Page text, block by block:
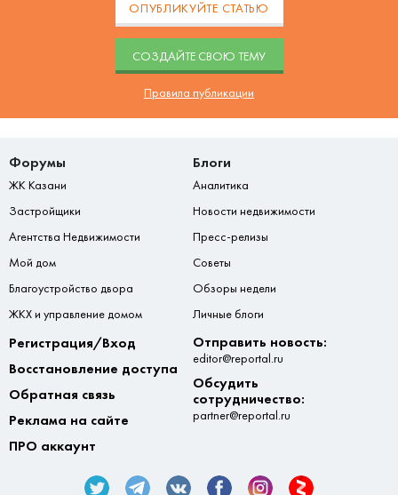
ОПУБЛИКУЙТЕ СТАТЬЮ
CОЗДАЙТЕ СВОЮ ТЕМУ
Правила публикации
Форумы
ЖК Казани
Застройщики
Агентства Недвижимости
Мой дом
Благоустройство двора
ЖКХ и управление домом
Блоги
Аналитика
Новости недвижимости
Пресс-релизы
Советы
Обзоры недели
Личные блоги
Регистрация/Вход
Восстановление доступа
Обратная связь
Реклама на сайте
ПРО аккаунт
Отправить новость:
editor@reportal.ru
Обсудить
сотрудничество:
partner@reportal.ru